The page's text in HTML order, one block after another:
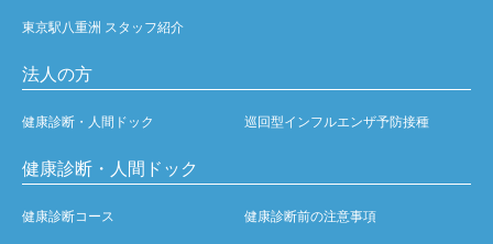
東京駅八重洲 スタッフ紹介
法人の方
健康診断・人間ドック 巡回型インフルエンザ予防接種
健康診断・人間ドック
健康診断コース 健康診断前の注意事項